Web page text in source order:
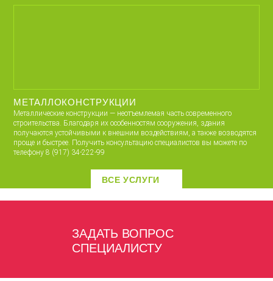
МЕТАЛЛОКОНСТРУКЦИИ
Металлические конструкции — неотъемлемая часть современного
строительства. Благодаря их особенностям сооружения, здания
получаются устойчивыми к внешним воздействиям, а также возводятся
проще и быстрее. Получить консультацию специалистов вы можете по
телефону 8 (917) 34-222-99
ВСЕ УСЛУГИ
ЗАДАТЬ ВОПРОС
СПЕЦИАЛИСТУ